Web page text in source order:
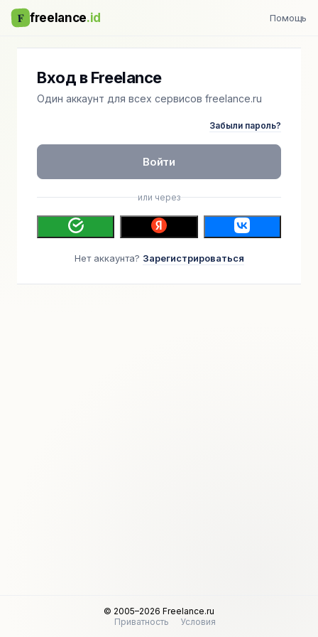
F freelance.id Помощь
Вход в Freelance
Один аккаунт для всех сервисов freelance.ru
Забыли пароль?
Войти
или через
Нет аккаунта? Зарегистрироваться
© 2005–2026 Freelance.ru
Приватность
Условия